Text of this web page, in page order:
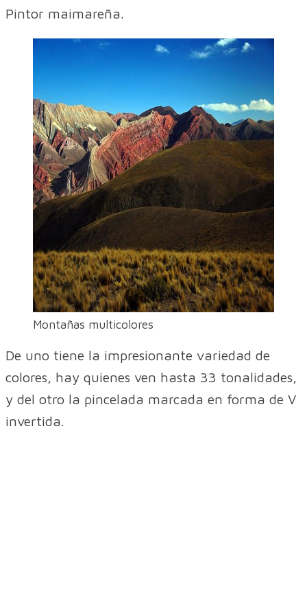
Pintor maimareña.
Montañas multicolores
De uno tiene la impresionante variedad de
colores, hay quienes ven hasta 33 tonalidades,
y del otro la pincelada marcada en forma de V
invertida.